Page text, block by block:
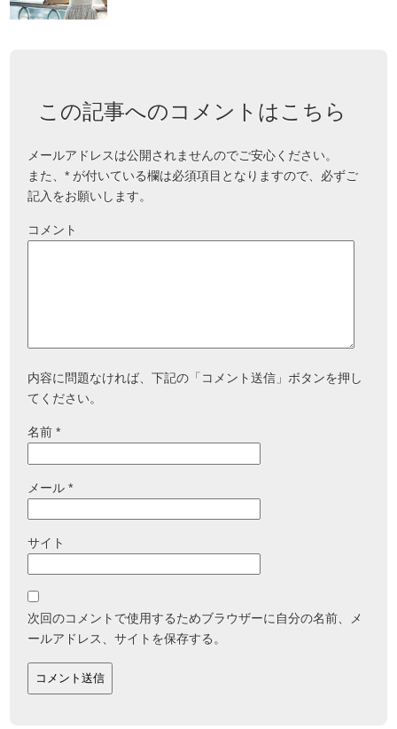
この記事へのコメントはこちら
メールアドレスは公開されませんのでご安心ください。
また、* が付いている欄は必須項目となりますので、必ずご
記入をお願いします。
コメント
内容に問題なければ、下記の「コメント送信」ボタンを押し
てください。
名前*
メール*
サイト
次回のコメントで使用するためブラウザーに自分の名前、メ
ールアドレス、サイトを保存する。